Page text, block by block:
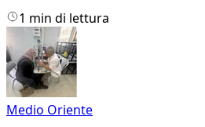
1 min di lettura
Medio Oriente